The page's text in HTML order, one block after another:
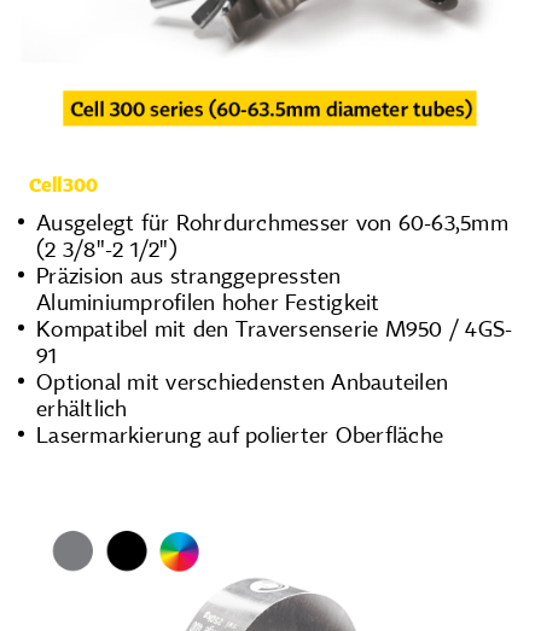
Cell300
Ausgelegt für Rohrdurchmesser von 60-63,5mm
(2 3/8"-2 1/2")
Präzision aus stranggepressten
Aluminiumprofilen hoher Festigkeit
Kompatibel mit den Traversenserie M950 / 4GS-
91
Optional mit verschiedensten Anbauteilen
erhältlich
Lasermarkierung auf polierter Oberfläche